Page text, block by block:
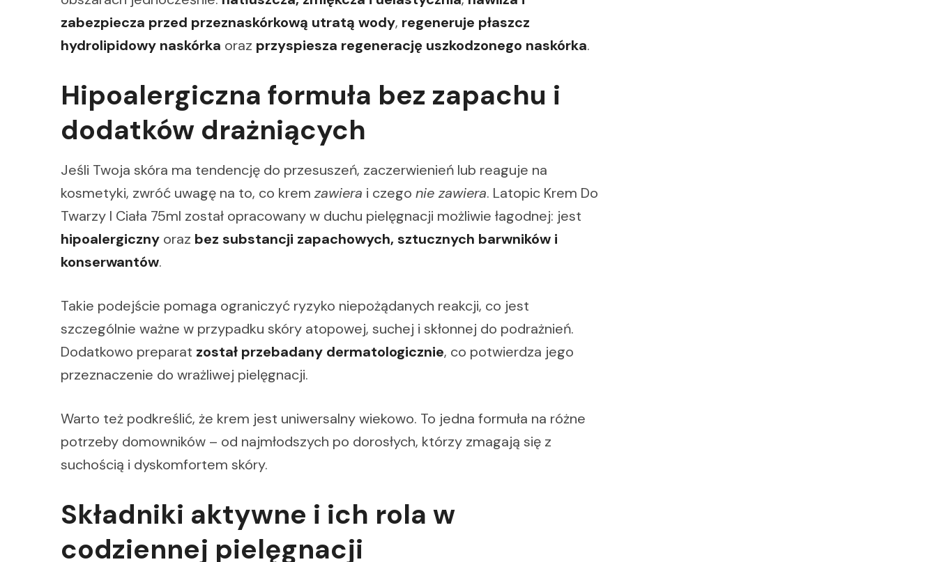
zabezpiecza przed przeznaskórkową utratą wody, regeneruje płaszcz
hydrolipidowy naskórka oraz przyspiesza regenerację uszkodzonego naskórka.
Hipoalergiczna formuła bez zapachu i
dodatków drażniących
Jeśli Twoja skóra ma tendencję do przesuszeń, zaczerwienień lub reaguje na
kosmetyki, zwróć uwagę na to, co krem zawiera i czego nie zawiera. Latopic Krem Do
Twarzy I Ciała 75ml został opracowany w duchu pielęgnacji możliwie łagodnej: jest
hipoalergiczny oraz bez substancji zapachowych, sztucznych barwników i
konserwantów.
Takie podejście pomaga ograniczyć ryzyko niepożądanych reakcji, co jest
szczególnie ważne w przypadku skóry atopowej, suchej i skłonnej do podrażnień.
Dodatkowo preparat został przebadany dermatologicznie, co potwierdza jego
przeznaczenie do wrażliwej pielęgnacji.
Warto też podkreślić, że krem jest uniwersalny wiekowo. To jedna formuła na różne
potrzeby domowników – od najmłodszych po dorosłych, którzy zmagają się z
suchością i dyskomfortem skóry.
Składniki aktywne i ich rola w
codziennej pielęgnacji